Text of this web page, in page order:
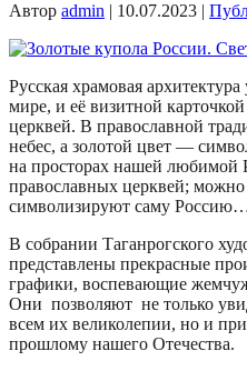
Автор admin | 10.07.2023 |
Русская храмовая
мире, и её визитной
церквей. В православной
небес, а золотой цвет —
на просторах нашей любимой
православных церквей; можно
символизируют саму
В собрании Таганрогского
представлены прекрасные
графики, воспевающие
Они позволяют не только
всем их великолепии, но и
прошлому нашего Отечества.